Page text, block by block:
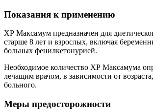
Показания к применению
ХР Максамум предназначен для
старше 8 лет и взрослых, включая
больных фенилкетонурией.
Необходимое количество ХР Максамума
лечащим врачом, в зависимости от
больного.
Меры предосторожности